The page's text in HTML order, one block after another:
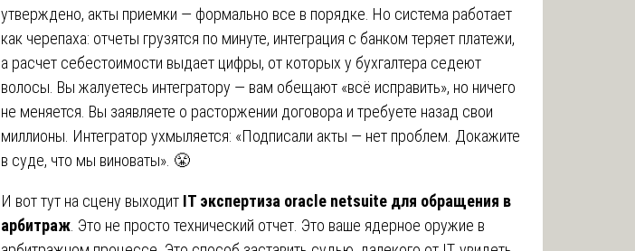
утверждено, акты приемки — формально все в порядке. Но система работает
как черепаха: отчеты грузятся по минуте, интеграция с банком теряет платежи,
а расчет себестоимости выдает цифры, от которых у бухгалтера седеют
волосы. Вы жалуетесь интегратору — вам обещают «всё исправить», но ничего
не меняется. Вы заявляете о расторжении договора и требуете назад свои
миллионы. Интегратор ухмыляется: «Подписали акты — нет проблем. Докажите
в суде, что мы виноваты». 😤
И вот тут на сцену выходит IT экспертиза oracle netsuite для обращения в
арбитраж . Это не просто технический отчет. Это ваше ядерное оружие в